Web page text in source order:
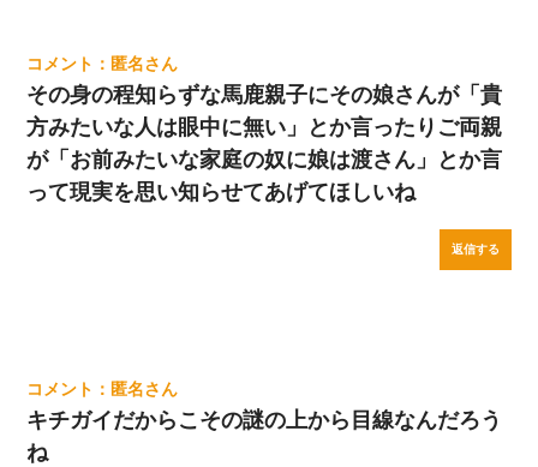
匿名
その身の程知らずな馬鹿親子にその娘さんが「貴
方みたいな人は眼中に無い」とか言ったりご両親
が「お前みたいな家庭の奴に娘は渡さん」とか言
って現実を思い知らせてあげてほしいね
返信する
匿名
キチガイだからこその謎の上から目線なんだろう
ね